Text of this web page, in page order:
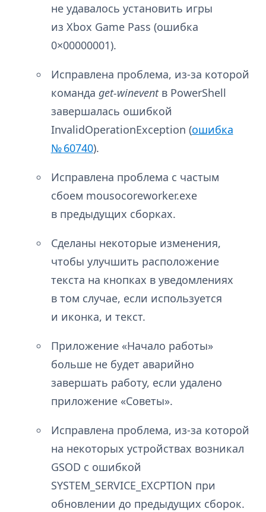
не удавалось установить игры
из Xbox Game Pass (ошибка
0×00000001).
Исправлена проблема, из-за которой
команда get-wineventв PowerShell
завершалась ошибкой
InvalidOperationException (ошибка
№ 60740).
Исправлена проблема с частым
сбоем mousocoreworker.exe
в предыдущих сборках.
Сделаны некоторые изменения,
чтобы улучшить расположение
текста на кнопках в уведомлениях
в том случае, если используется
и иконка, и текст.
Приложение «Начало работы»
больше не будет аварийно
завершать работу, если удалено
приложение «Советы».
Исправлена проблема, из-за которой
на некоторых устройствах возникал
GSOD с ошибкой
SYSTEM_SERVICE_EXCPTION при
обновлении до предыдущих сборок.